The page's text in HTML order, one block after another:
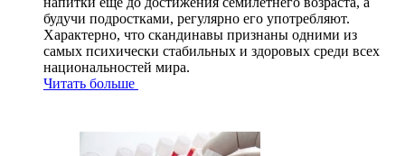
будучи подростками, регулярно его употребляют.
Характерно, что скандинавы признаны одними из
самых психически стабильных и здоровых среди всех
национальностей мира.
Читать больше